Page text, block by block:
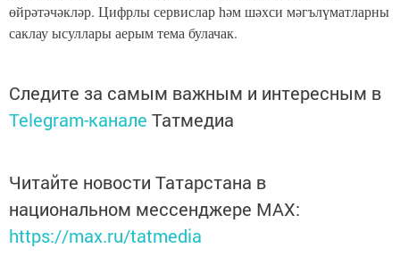
өйрәтәчәкләр. Цифрлы сервислар һәм шәхси мәгълүматларны
саклау ысуллары аерым тема булачак.
Следите за самым важным и интересным в
Telegram-канале Татмедиа
Читайте новости Татарстана в
национальном мессенджере MАХ:
https://max.ru/tatmedia